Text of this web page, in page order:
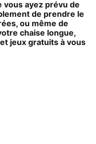
vous ayez prévu de
de prendre le
ou même de
chaise longue,
jeux gratuits à vous